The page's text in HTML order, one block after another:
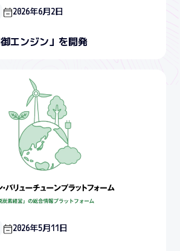
2026年6月2日
エンジン」を開発
2026年5月11日